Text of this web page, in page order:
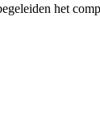
het